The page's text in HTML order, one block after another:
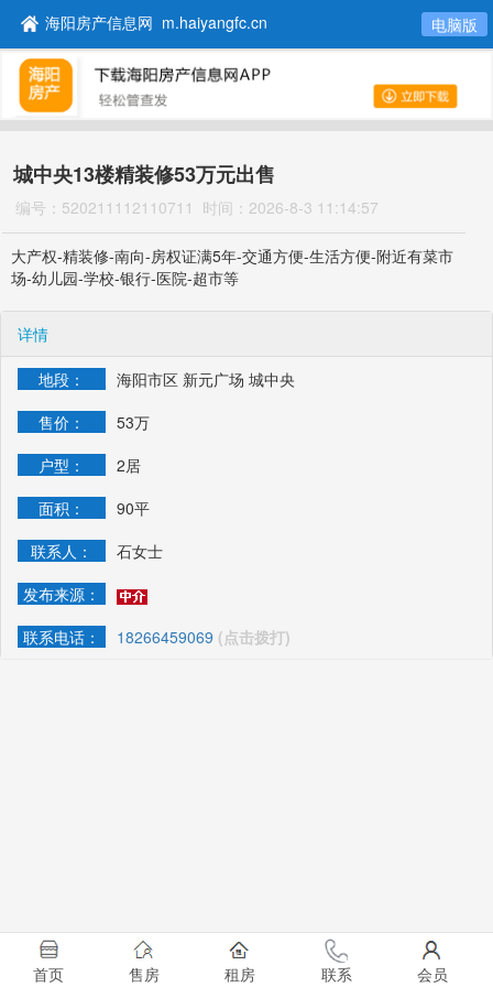
海阳房产信息网 m.haiyangfc.cn 电脑版
城中央13楼精装修53万元出售
编号：520211112110711 时间：2026-8-3 11:14:57
大产权-精装修-南向-房权证满5年-交通方便-生活方便-附近有菜市
场-幼儿园-学校-银行-医院-超市等
详情
地段：
海阳市区 新元广场 城中央
售价：
53万
户型：
2居
面积：
90平
联系人：
石女士
发布来源：
联系电话：
18266459069 (点击拨打)
首页 售房 租房 联系 会员